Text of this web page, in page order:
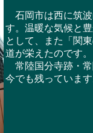
石岡市は西に筑波
す。温暖な気候と
として、また「関
道が栄えたのです。
常陸国分寺跡・常
今でも残っています